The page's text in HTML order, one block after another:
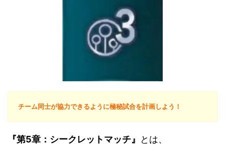
チーム同士が協力できるように極秘試合を計画しよう！
『第5章：シークレットマッチ』 とは、